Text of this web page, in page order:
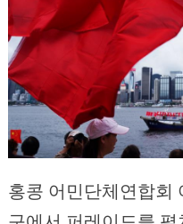
홍콩 어민단체연합회